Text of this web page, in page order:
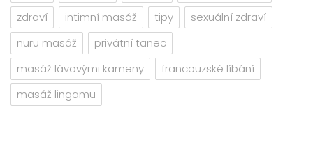
zdraví
intimní masáž tipy
sexuální zdraví
nuru masáž
privátní tanec
masáž lávovými kameny
francouzské líbání
masáž lingamu